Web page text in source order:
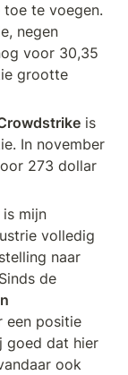
toe te voegen.
negen
voor 30,35
grootte
is
In november
273 dollar
mijn
volledig
naar
de
een positie
goed dat hier
ook